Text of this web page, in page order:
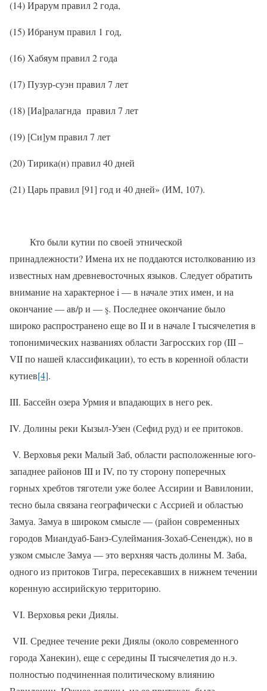
(14) Ирарум правил 2 года,
(15) Ибранум правил 1 год,
(16) Хабяум правил 2 года
(17) Пузур-суэн правил 7 лет
(18) [Иа]ралагнда правил 7 лет
(19) [Си]ум правил 7 лет
(20) Тирика(н) правил 40 дней
(21) Царь правил [91] год и 40 дней» (ИМ, 107).
Кто были кутии по своей этнической
принадлежности? Имена их не поддаются истолкованию из
известных нам древневосточных языков. Следует обратить
внимание на характерноеi — в начале этих имен, и на
окончание — ав/р и —ş. Последнее окончание было
широко распространено еще воIIи в началеIтысячелетия в
топонимических названиях области Загросских гор (III–
VIIпо нашей классификации), то есть в коренной области
кутиев[4].
III. Бассейн озера Урмия и впадающих в него рек.
IV. Долины реки Кызыл-Узен (Сефид руд) и ее притоков.
V. Верховья реки Малый Заб, области расположенные юго-
западнее районов IIIи IV, по ту сторону поперечных
горных хребтов тяготели уже более Ассирии и Вавилонии,
тесно была связана географически с Ассрией и областью
Замуа. Замуа в широком смысле — (район современных
городов Миандуаб-Банэ-Сулеймания-Зохаб-Сенендж), но в
узком смысле Замуа — это верхняя часть долины М. Заба,
одного из притоков Тигра, пересекавших в нижнем течении
коренную ассирийскую территорию.
VI. Верховья реки Диялы.
VII. Среднее течение реки Диялы (около современного
города Ханекин), еще с серединыIIтысячелетия до н.э.
полностью подчиненная политическому влиянию